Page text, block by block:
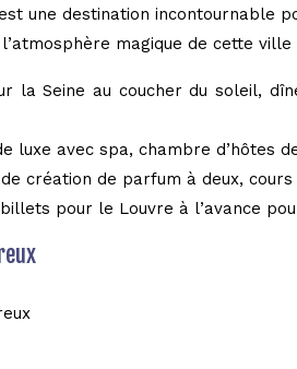
une destination incontournable
magique de cette ville
la Seine au coucher du soleil,
luxe avec spa, chambre d’hôtes
création de parfum à deux,
pour le Louvre à l’avance